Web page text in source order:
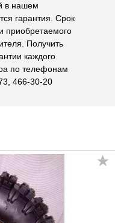
в нашем
гарантия. Срок
приобретаемого
Получить
каждого
по телефонам
466-30-20